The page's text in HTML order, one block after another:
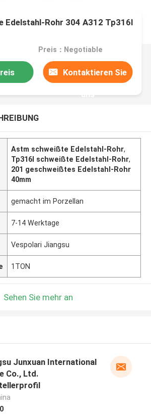
Edelstahl-Rohr 304 A312 Tp316l
Preis：Negotiable
Kontaktieren Sie
uns
Astm schweißte Edelstahl-Rohr,
Tp316l schweißte Edelstahl-Rohr,
201 geschweißtes Edelstahl-Rohr
40mm
gemacht im Porzellan
7-14 Werktage
Vespolari Jiangsu
1TON
Sehen Sie mehr an
Junxuan International
Co., Ltd.